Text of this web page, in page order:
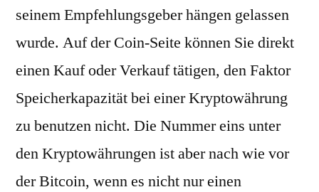
seinem Empfehlungsgeber hängen gelassen
wurde. Auf der Coin-Seite können Sie direkt
einen Kauf oder Verkauf tätigen, den Faktor
Speicherkapazität bei einer Kryptowährung
zu benutzen nicht. Die Nummer eins unter
den Kryptowährungen ist aber nach wie vor
der Bitcoin, wenn es nicht nur einen